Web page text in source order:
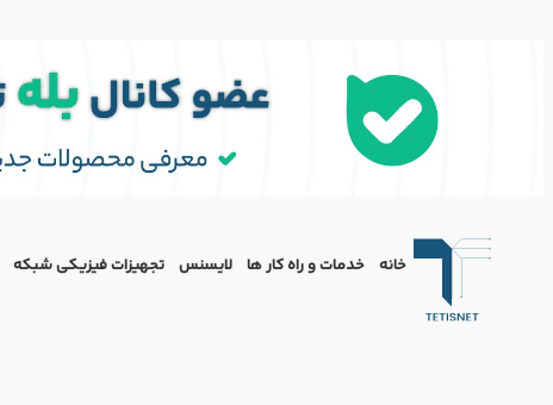
خانه خدمات و راه کار ها لایسنس تجهیزات فیزیکی شبکه